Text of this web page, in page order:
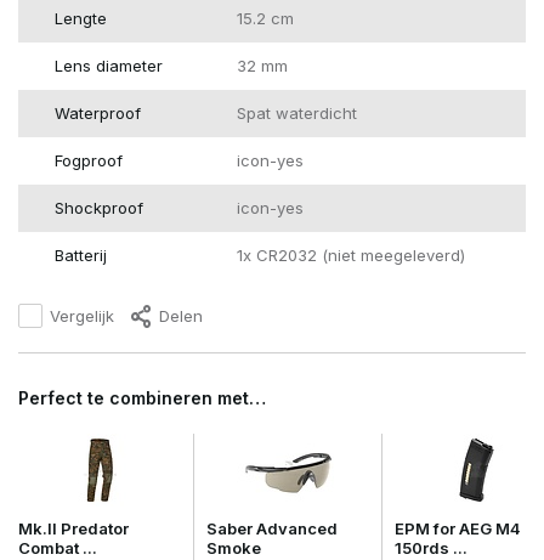
Lengte 15.2 cm
Lens diameter 32 mm
Waterproof Spat waterdicht
Fogproof icon-yes
Shockproof icon-yes
Batterij 1x CR2032 (niet meegeleverd)
Vergelijk Delen
Perfect te combineren met…
Mk.II Predator
Combat ...
Saber Advanced
Smoke
EPM for AEG M4
150rds ...